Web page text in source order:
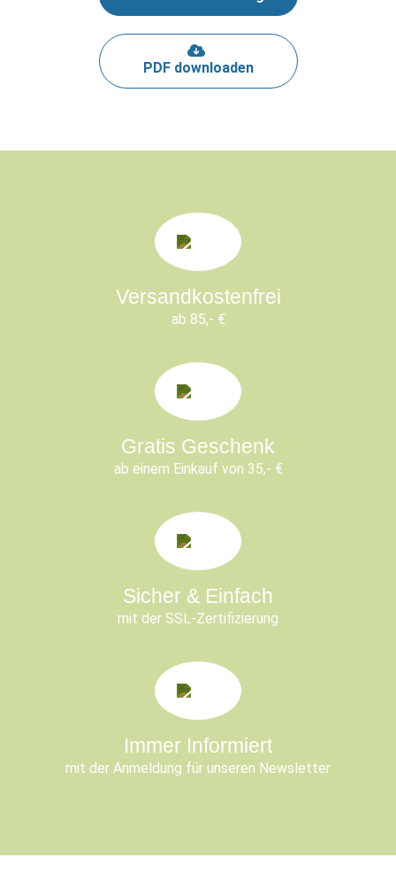
PDF downloaden
Versandkostenfrei
ab 85,- €
Gratis Geschenk
ab einem Einkauf von 35,- €
Sicher & Einfach
mit der SSL-Zertifizierung
Immer Informiert
mit der Anmeldung für unseren Newsletter